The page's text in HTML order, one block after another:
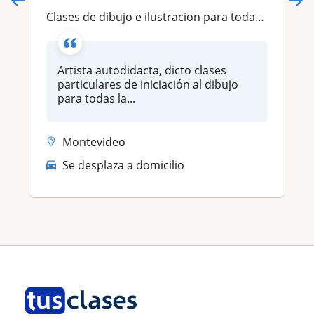
Clases de dibujo e ilustracion para todas la edades
Artista autodidacta, dicto clases
particulares de iniciación al dibujo
para todas la...
Montevideo
Se desplaza a domicilio